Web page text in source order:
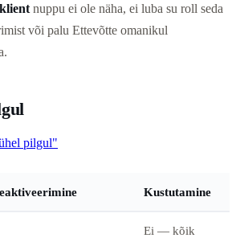
nuppu ei ole näha, ei luba su roll seda
või palu Ettevõtte omanikul
pilgul"
Kustutamine
Ei — kõik